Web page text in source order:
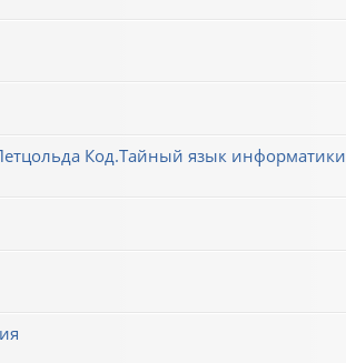
Код.Тайный язык информатики